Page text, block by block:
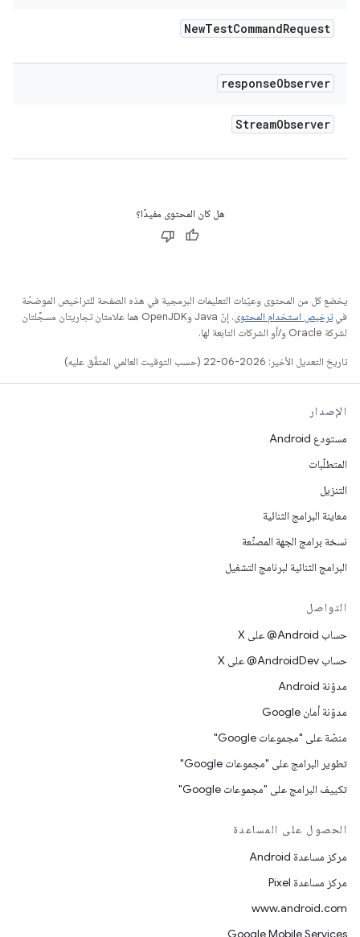
NewTestCommandRequest
responseObserver
StreamObserver
هل كان المحتوى مفيدًا؟
يخضع كل من المحتوى وعيّنات التعليمات البرمجية في هذه الصفحة للتراخيص الموضحّة
فيترخيص استخدام المحتوى
. إنّ Java وOpenJDK هما علامتان تجاريتان مسجَّلتان
لشركة Oracle و/أو الشركات التابعة لها.
تاريخ التعديل الأخير: 2026-06-22 (حسب التوقيت العالمي المتفَّق عليه)
الإصدار
مستودع Android
المتطلّبات
التنزيل
معاينة البرامج الثنائية
نسخة برامج الجهة المصنِّعة
البرامج الثنائية لبرنامج التشغيل
التواصل
حساب ‎@Android على X
حساب ‎@AndroidDev على X
مدوّنة Android
مدوّنة أمان Google
منصّة على "مجموعات Google"
تطوير البرامج على "مجموعات Google"
تكييف البرامج على "مجموعات Google"
الحصول على المساعدة
مركز مساعدة Android
مركز مساعدة Pixel
www.android.com
Google Mobile Services